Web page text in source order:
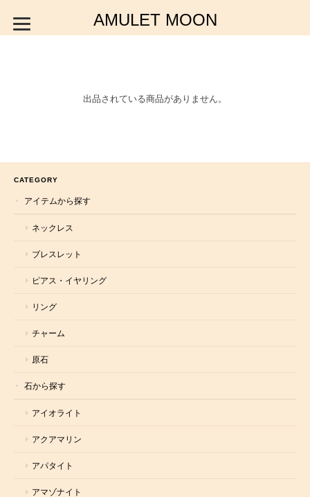
AMULET MOON
出品されている商品がありません。
CATEGORY
アイテムから探す
ネックレス
ブレスレット
ピアス・イヤリング
リング
チャーム
原石
石から探す
アイオライト
アクアマリン
アパタイト
アマゾナイト